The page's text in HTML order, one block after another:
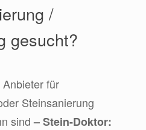
/
gesucht?
für
Steinsanierung
sind– Stein-Doktor: